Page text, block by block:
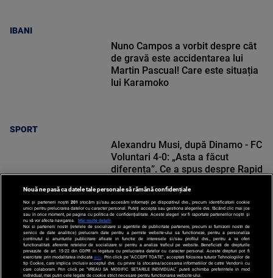
IBANI
SPORT
Nuno Campos a vorbit despre cât
de gravă este accidentarea lui
Martin Pascual! Care este situația
lui Karamoko
SPORT
Alexandru Musi, după Dinamo - FC
Voluntari 4-0: „Asta a făcut
diferența”. Ce a spus despre Rapid
Nouă ne pasă ca datele tale personale să rămână confidențiale
Noi și partenerii noștri 201 stocăm și/sau accesăm informații pe dispozitivul dvs., precum identificatorii cookie
unici pentru prelucrarea datelor cu caracter personal. Puteți accepta sau gestiona alegerile dvs. făcând clic mai jos
sau în orice moment, pe pagina cu politica de confidențialitate. Aceste alegeri vor fi raportate partenerilor noștri și
nu vă vor afecta navigarea.
Mai multe detalii
Noi si partenerii nostri (retelele de socializare si agentiile de publicitate partenere, precum si furnizorii nostri de
servicii de date analitice) prelucram date pentru a permite website-ului sa functioneze, pentru a personaliza
continutul si anunturile publicitare afisate in functie de interesele si/sau profilul dvs., pentru a va oferi
functionalitati aferente retelelor de socializare si pentru a analiza traficul pe website. Beneficiati de drepturile
prevazute de art. 15-22 din GDPR in legatura cu prelucrarea datelor cu caracter personal. Aceste drepturi pot fi
exercitate prin modalitatea indicataaici . Prin click pe “ACCEPT TOATE”, acceptati folosirea tuturor Tehnologiilor de
tip Cookie, care implica inclusiv acceptul dvs. cu privire la stocarea/accesarea informatiilor de catre Vendor-ii cu
care colaboram. Prin click pe “VREAU SA MODIFIC SETARILE INDIVIDUAL” puteti schimba preferintele in mod
individual, mai putin cele legate de cookie strict necesare pentru functionarea website-ului.